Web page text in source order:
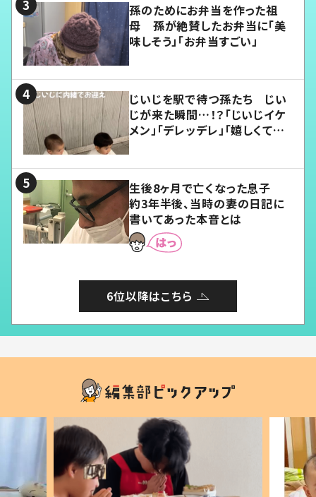
孫のためにお弁当を作った祖
母 孫が絶賛したお弁当に「美
味しそう」「お弁当すごい」
じいじを駅で待つ孫たち じい
じが来た瞬間…！？「じいじイケ
メン」「デレッデレ」「嬉しくて可
生後8ヶ月で亡くなった息子
約3年半後、当時の妻の日記に
書いてあった本音とは
6位以降はこちら